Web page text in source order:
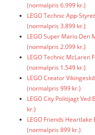
(normalpris 6.999 kr.)
LEGO Technic App-
(normalpris 3.899 kr.)
LEGO Super Mario Den
(normalpris 2.099 kr.)
LEGO Technic McLaren
(normalpris 1.549 kr.)
LEGO Creator
(normalpris 999 kr.)
LEGO City Politijagt Ved
kr.)
LEGO Friends
(normalpris 899 kr.)